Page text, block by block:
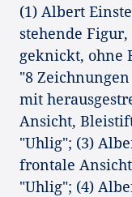
(1) Albert
stehende
geknickt, ohne
"8
mit
Ansicht,
"Uhlig"; (3)
frontale
"Uhlig"; (4)